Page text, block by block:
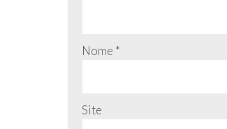
Nome *
Site